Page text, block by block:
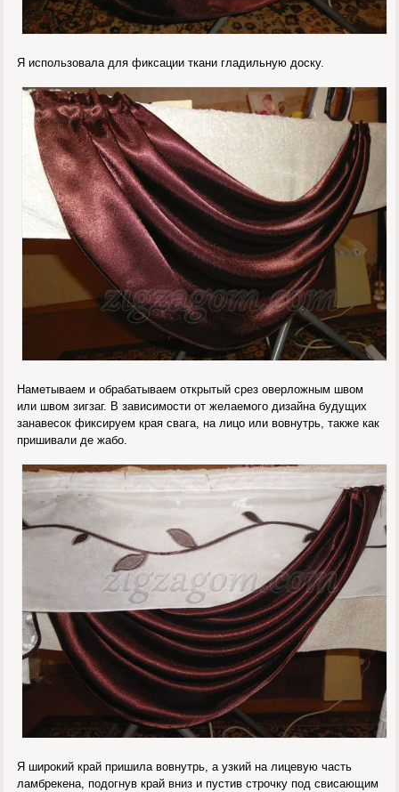
Я использовала для фиксации ткани гладильную доску.
Наметываем и обрабатываем открытый срез оверложным швом
или швом зигзаг. В зависимости от желаемого дизайна будущих
занавесок фиксируем края свага, на лицо или вовнутрь, также как
пришивали де жабо.
Я широкий край пришила вовнутрь, а узкий на лицевую часть
ламбрекена, подогнув край вниз и пустив строчку под свисающим